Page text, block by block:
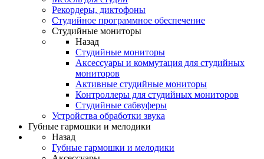
Рекордеры, диктофоны
Студийное программное обеспечение
Студийные мониторы
Назад
Студийные мониторы
Аксессуары и коммутация для студийных
мониторов
Активные студийные мониторы
Контроллеры для студийных мониторов
Студийные сабвуферы
Устройства обработки звука
Губные гармошки и мелодики
Назад
Губные гармошки и мелодики